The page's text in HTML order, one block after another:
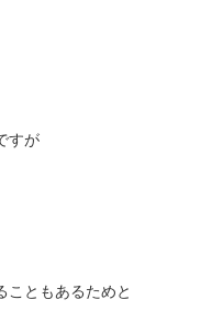
すが
こともあるためと